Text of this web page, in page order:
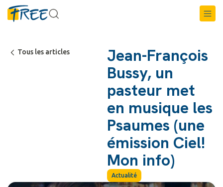
Tous les articles
Jean-François
Bussy, un
pasteur met
en musique les
Psaumes (une
émission Ciel!
Mon info)
Actualité